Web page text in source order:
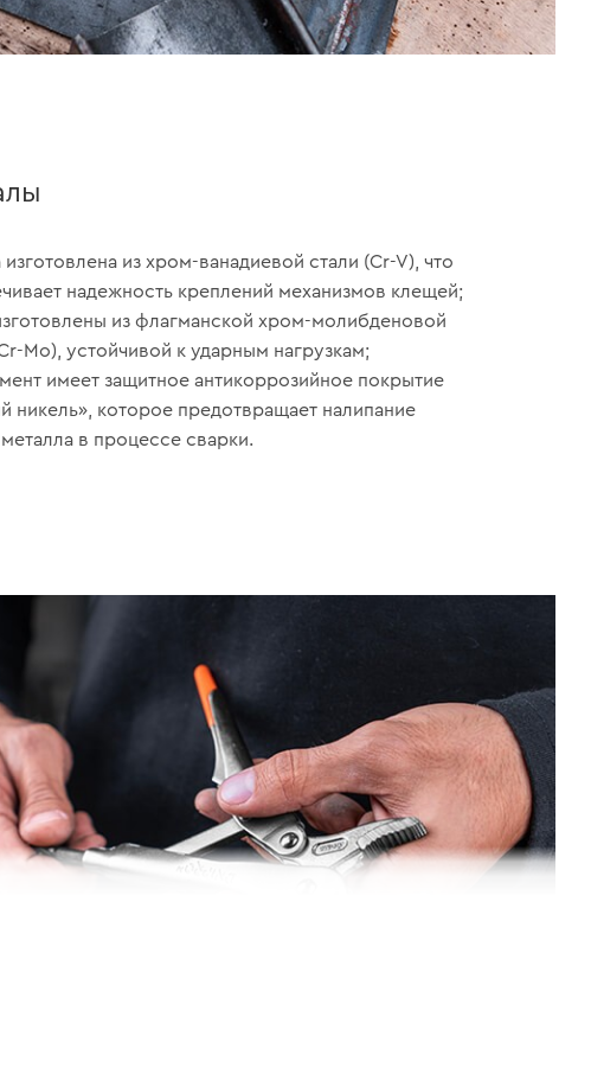
​​из хром-ванадиевой стали (Cr-V), что
надежность креплений механизмов клещей;
из флагманской хром-молибденовой
Mo), устойчивой к ударным нагрузкам;
имеет защитное антикоррозийное покрытие
никель», которое предотвращает налипание
металла в процессе сварки.